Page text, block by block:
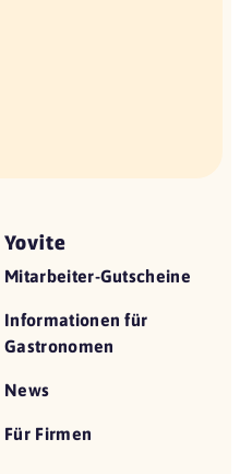
Yovite
Mitarbeiter-Gutscheine
Informationen für
Gastronomen
News
Für Firmen